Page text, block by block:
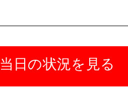
当日の状況を見る